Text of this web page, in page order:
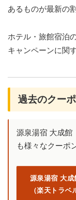
あるものが最新の
ホテル・旅館宿泊
キャンペーンに関
過去のクー
源泉湯宿 大成館
も様々なクーポ
源泉湯宿 大
（楽天トラベ